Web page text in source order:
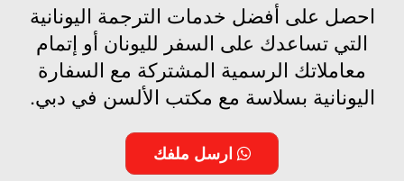
احصل على أفضل خدمات الترجمة اليونانية
التي تساعدك على السفر لليونان أو إتمام
معاملاتك الرسمية المشتركة مع السفارة
اليونانية بسلاسة مع مكتب الألسن في دبي.
ارسل ملفك